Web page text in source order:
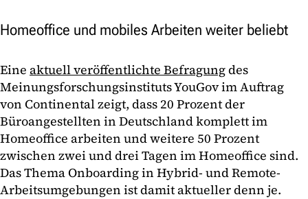
Homeoffice und mobiles Arbeiten weiter beliebt
Eine aktuell veröffentlichte Befragungdes
Meinungsforschungsinstituts YouGov im Auftrag
von Continental zeigt, dass 20 Prozent der
Büroangestellten in Deutschland komplett im
Homeoffice arbeiten und weitere 50 Prozent
zwischen zwei und drei Tagen im Homeoffice sind.
Das Thema Onboarding in Hybrid- und Remote-
Arbeitsumgebungen ist damit aktueller denn je.